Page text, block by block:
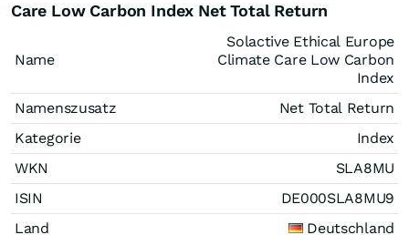
Care Low Carbon Index Net Total Return
Name
Solactive Ethical Europe
Climate Care Low Carbon
Index
Namenszusatz
Net Total Return
Kategorie
Index
WKN
SLA8MU
ISIN
DE000SLA8MU9
Land
Deutschland